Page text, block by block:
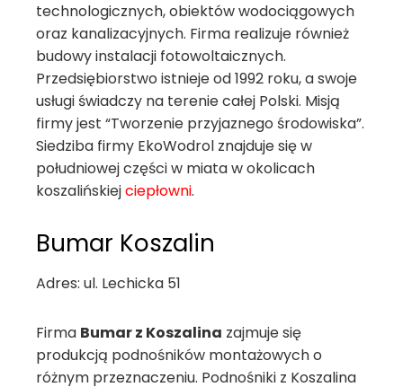
technologicznych, obiektów wodociągowych
oraz kanalizacyjnych. Firma realizuje również
budowy instalacji fotowoltaicznych.
Przedsiębiorstwo istnieje od 1992 roku, a swoje
usługi świadczy na terenie całej Polski. Misją
firmy jest “Tworzenie przyjaznego środowiska”.
Siedziba firmy EkoWodrol znajduje się w
południowej części w miata w okolicach
koszalińskiejciepłowni.
Bumar Koszalin
Adres: ul. Lechicka 51
Firma Bumar z Koszalina zajmuje się
produkcją podnośników montażowych o
różnym przeznaczeniu. Podnośniki z Koszalina